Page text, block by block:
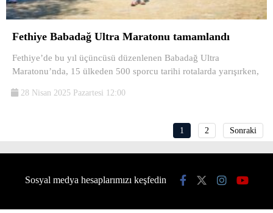
Fethiye Babadağ Ultra Maratonu tamamlandı
Fethiye’de bu yıl üçüncüsü düzenlenen Babadağ Ultra
Maratonu’nda, 15 ülkeden 500 sporcu tarihi rotalarda yarışırken,
28 Nisan 2025 Pazartesi 12:00
1 2 Sonraki
Sosyal medya hesaplarımızı keşfedin